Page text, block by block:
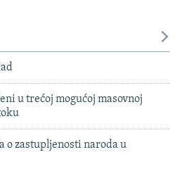
u trećoj mogućoj masovnoj
o zastupljenosti naroda u